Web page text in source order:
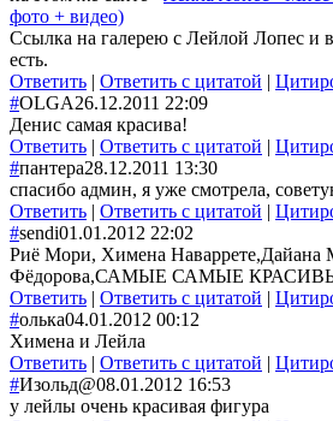
фото + видео)
Ссылка на галерею с Лейлой Лопес и в
есть.
Ответить | Ответить с цитатой |
#OLGA26.12.2011 22:09
Денис самая красива!
Ответить | Ответить с цитатой |
#пантера28.12.2011 13:30
спасибо админ, я уже смотрела,
Ответить | Ответить с цитатой |
#sendi01.01.2012 22:02
Риё Мори, Химена Наваррете,Дайана
Фёдорова,САМЫЕ САМЫЕ
Ответить | Ответить с цитатой |
#олька04.01.2012 00:12
Химена и Лейла
Ответить | Ответить с цитатой |
#Изольд@08.01.2012 16:53
у лейлы очень красивая фигура